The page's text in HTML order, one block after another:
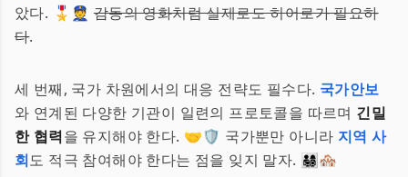
았다. 🎖👮감동의 영화처럼 실제로도 히어로가 필요하
다.
세 번째, 국가 차원에서의 대응 전략도 필수다. 국가안보
와 연계된 다양한 기관이 일련의 프로토콜을 따르며 긴밀
한 협력을 유지해야 한다. 🤝🛡 국가뿐만 아니라 지역 사
회도 적극 참여해야 한다는 점을 잊지 말자. 👨‍👩‍👧‍👦🏘